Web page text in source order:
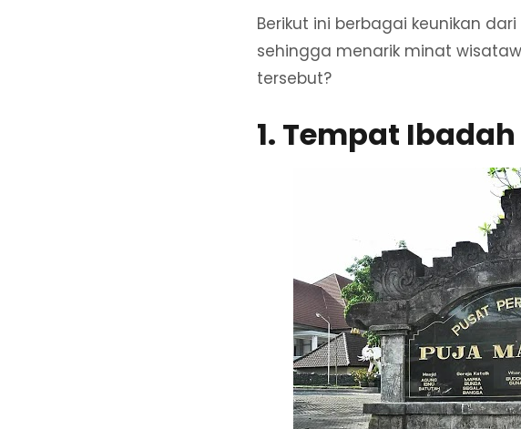
Berikut ini berbagai keunikan
sehingga menarik minat
tersebut?
1. Tempat